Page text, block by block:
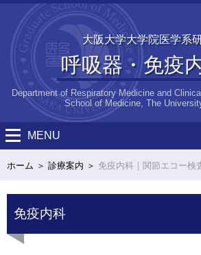
大阪大学大学院医学系
呼吸器・免疫
Department of Respiratory Medicine and
School of Medicine, The
MENU
ホーム 診療案内 免疫内科｜関節エコー検
免疫内科